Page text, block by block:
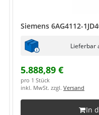
Siemens 6AG4112-
Lieferbar
5.888,89 €
pro 1 Stück
inkl. MwSt. zzgl. Versand
In